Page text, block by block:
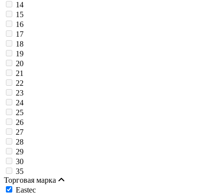
14
15
16
17
18
19
20
21
22
23
24
25
26
27
28
29
30
35
Торговая марка
Eastec